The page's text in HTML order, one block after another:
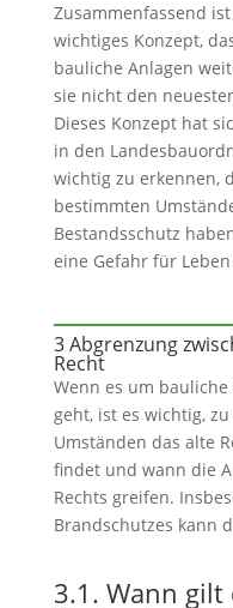
Zusammenfassend
wichtiges Konzept,
bauliche Anlagen
sie nicht den
Dieses Konzept hat
in den
wichtig zu erkennen,
bestimmten
Bestandsschutz
eine Gefahr für
3 Abgrenzung
Recht
Wenn es um
geht, ist es wichtig,
Umständen das alte
findet und wann die
Rechts greifen.
Brandschutzes kann
3.1. Wann gilt